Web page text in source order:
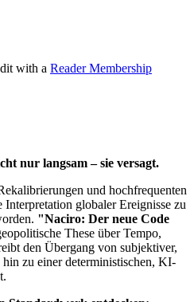
with a Reader Membership
nur langsam – sie versagt.
und hochfrequenten
Interpretation globaler Ereignisse zu
"Naciro: Der neue Code
These über Tempo,
den Übergang von subjektiver,
zu einer deterministischen, KI-